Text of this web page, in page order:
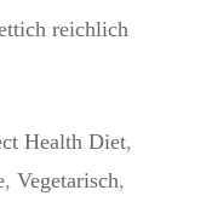
reichlich
Health Diet,
, Vegetarisch,